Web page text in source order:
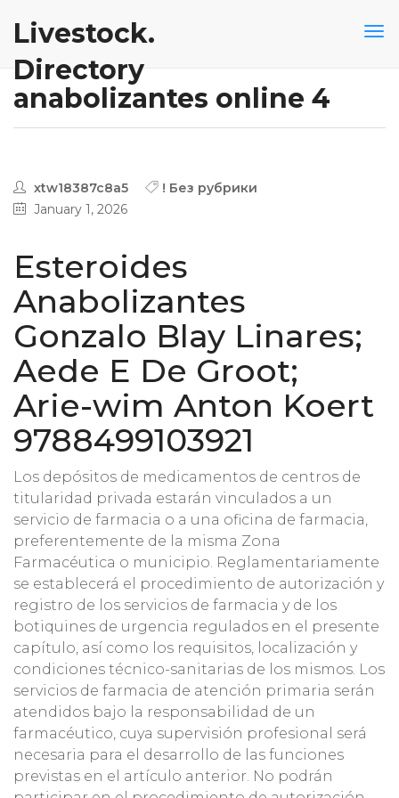
Livestock.
Directory
anabolizantes online 4
xtw18387c8a5
! Без рубрики
January 1, 2026
Esteroides
Anabolizantes
Gonzalo Blay Linares;
Aede E De Groot;
Arie-wim Anton Koert
9788499103921
Los depósitos de medicamentos de centros de
titularidad privada estarán vinculados a un
servicio de farmacia o a una oficina de farmacia,
preferentemente de la misma Zona
Farmacéutica o municipio. Reglamentariamente
se establecerá el procedimiento de autorización y
registro de los servicios de farmacia y de los
botiquines de urgencia regulados en el presente
capítulo, así como los requisitos, localización y
condiciones técnico-sanitarias de los mismos. Los
servicios de farmacia de atención primaria serán
atendidos bajo la responsabilidad de un
farmacéutico, cuya supervisión profesional será
necesaria para el desarrollo de las funciones
previstas en el artículo anterior. No podrán